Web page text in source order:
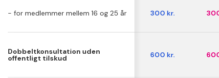
- for medlemmer mellem 16 og 25 år 300 kr.
Dobbeltkonsultation uden
offentligt tilskud 600 kr.